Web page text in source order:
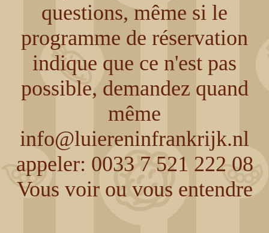
questions, même si le
programme de réservation
indique que ce n'est pas
possible, demandez quand
même
info@luiereninfrankrijk.nl
appeler: 0033 7 521 222 08
Vous voir ou vous entendre